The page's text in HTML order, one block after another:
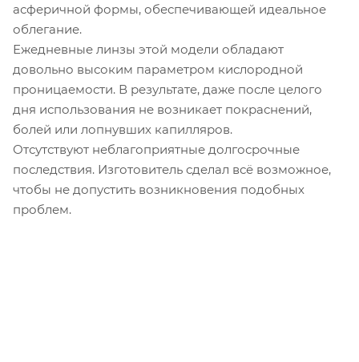
асферичной формы, обеспечивающей идеальное
облегание.
Ежедневные линзы этой модели обладают
довольно высоким параметром кислородной
проницаемости. В результате, даже после целого
дня использования не возникает покраснений,
болей или лопнувших капилляров.
Отсутствуют неблагоприятные долгосрочные
последствия. Изготовитель сделал всё возможное,
чтобы не допустить возникновения подобных
проблем.